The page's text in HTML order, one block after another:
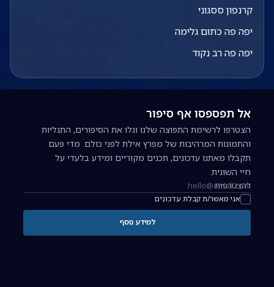
קרנפון ססגוני
יפה פה כתום גלימה
יפה פה רב נקוד
אל תפספסו אף סיפור
הצטרפו לרשימת התפוצה שלנו וגלו את הסיפורים, התגליות
והתמונות המרהיבות של מפרץ אילת לפני כולם. מדי פעם
תקבלו מאתנו עדכונים, תכנים מקוריים ומידע בלעדי על
חיי השונית.
כתובת אימייל להרשמה לניוזלטר
אני מאשר/ת קבלת עדכונים
להצטרפות
למידע נוסף